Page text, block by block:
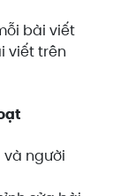
bài viết
viết trên
người